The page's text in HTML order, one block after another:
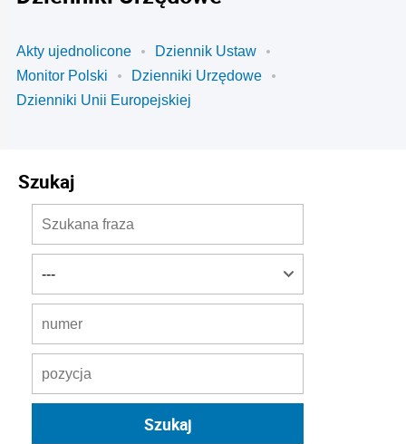
Akty ujednolicone
Dziennik Ustaw
Monitor Polski
Dzienniki Urzędowe
Dzienniki Unii Europejskiej
Szukaj